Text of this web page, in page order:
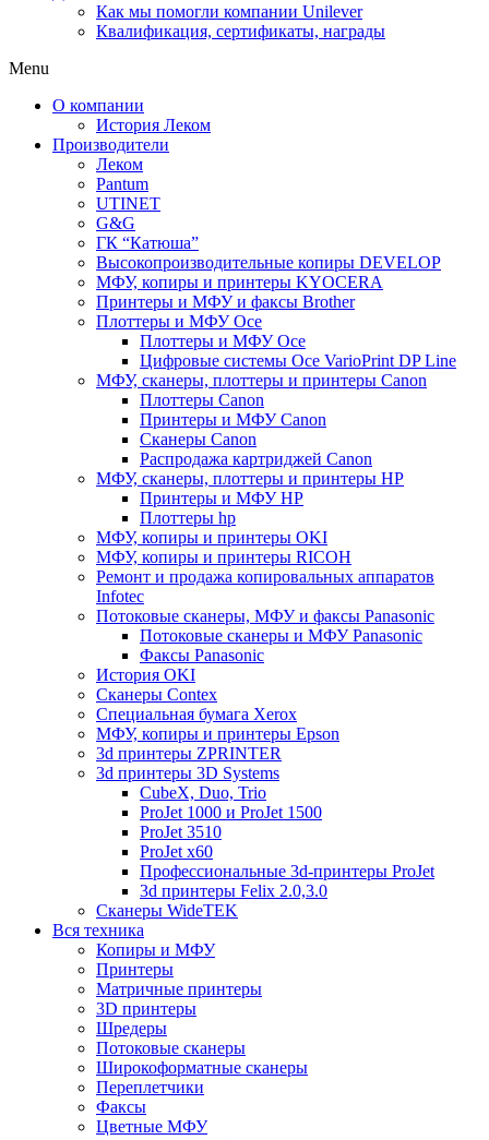
Как мы помогли компании Unilever
Квалификация, сертификаты, награды
Menu
О компании
История Леком
Производители
Леком
Pantum
UTINET
G&G
ГК “Катюша”
Высокопроизводительные копиры DEVELOP
МФУ, копиры и принтеры KYOCERA
Принтеры и МФУ и факсы Brother
Плоттеры и МФУ Oce
Плоттеры и МФУ Oce
Цифровые системы Oce VarioPrint DP Line
МФУ, сканеры, плоттеры и принтеры Canon
Плоттеры Canon
Принтеры и МФУ Canon
Сканеры Canon
Распродажа картриджей Canon
МФУ, сканеры, плоттеры и принтеры HP
Принтеры и МФУ HP
Плоттеры hp
МФУ, копиры и принтеры OKI
МФУ, копиры и принтеры RICOH
Ремонт и продажа копировальных аппаратов
Infotec
Потоковые сканеры, МФУ и факсы Panasonic
Потоковые сканеры и МФУ Panasonic
Факсы Panasonic
История OKI
Сканеры Contex
Специальная бумага Xerox
МФУ, копиры и принтеры Epson
3d принтеры ZPRINTER
3d принтеры 3D Systems
CubeX, Duo, Trio
ProJet 1000 и ProJet 1500
ProJet 3510
ProJet x60
Профессиональные 3d-принтеры ProJet
3d принтеры Felix 2.0,3.0
Сканеры WideTEK
Вся техника
Копиры и МФУ
Принтеры
Матричные принтеры
3D принтеры
Шредеры
Потоковые сканеры
Широкоформатные сканеры
Переплетчики
Факсы
Цветные МФУ